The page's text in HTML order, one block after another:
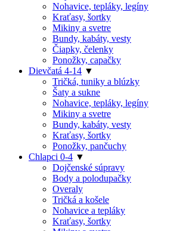
Nohavice, tepláky, legíny
Kraťasy, šortky
Mikiny a svetre
Bundy, kabáty, vesty
Čiapky, čelenky
Ponožky, capačky
Dievčatá 4-14 ▼
Tričká, tuniky a blúzky
Šaty a sukne
Nohavice, tepláky, legíny
Mikiny a svetre
Bundy, kabáty, vesty
Kraťasy, šortky
Ponožky, pančuchy
Chlapci 0-4 ▼
Dojčenské súpravy
Body a polodupačky
Overaly
Tričká a košele
Nohavice a tepláky
Kraťasy, šortky